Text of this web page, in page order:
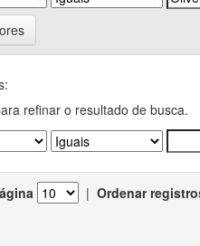
refinar o resultado de busca.
| Ordenar